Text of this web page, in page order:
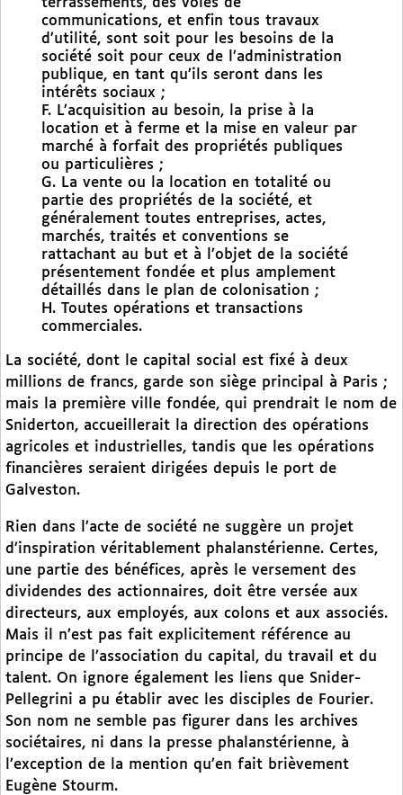
terrassements, des voies de
communications, et enfin tous travaux
d’utilité, sont soit pour les besoins de la
société soit pour ceux de l’administration
publique, en tant qu’ils seront dans les
intérêts sociaux ;
F. L’acquisition au besoin, la prise à la
location et à ferme et la mise en valeur par
marché à forfait des propriétés publiques
ou particulières ;
G. La vente ou la location en totalité ou
partie des propriétés de la société, et
généralement toutes entreprises, actes,
marchés, traités et conventions se
rattachant au but et à l’objet de la société
présentement fondée et plus amplement
détaillés dans le plan de colonisation ;
H. Toutes opérations et transactions
commerciales.
La société, dont le capital social est fixé à deux
millions de francs, garde son siège principal à Paris ;
mais la première ville fondée, qui prendrait le nom de
Sniderton, accueillerait la direction des opérations
agricoles et industrielles, tandis que les opérations
financières seraient dirigées depuis le port de
Galveston.
Rien dans l’acte de société ne suggère un projet
d’inspiration véritablement phalanstérienne. Certes,
une partie des bénéfices, après le versement des
dividendes des actionnaires, doit être versée aux
directeurs, aux employés, aux colons et aux associés.
Mais il n’est pas fait explicitement référence au
principe de l’association du capital, du travail et du
talent. On ignore également les liens que Snider-
Pellegrini a pu établir avec les disciples de Fourier.
Son nom ne semble pas figurer dans les archives
sociétaires, ni dans la presse phalanstérienne, à
l’exception de la mention qu’en fait brièvement
Eugène Stourm.